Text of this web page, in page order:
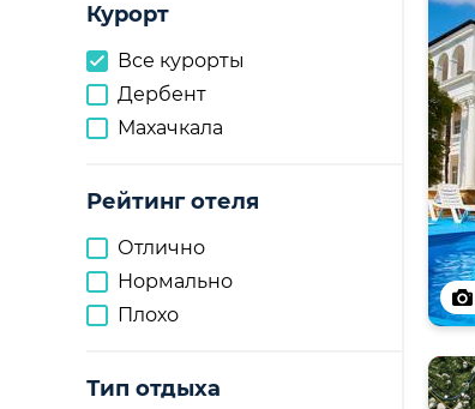
Курорт
Все курорты
Дербент
Махачкала
Рейтинг отеля
Отлично
Нормально
Плохо
Тип отдыха